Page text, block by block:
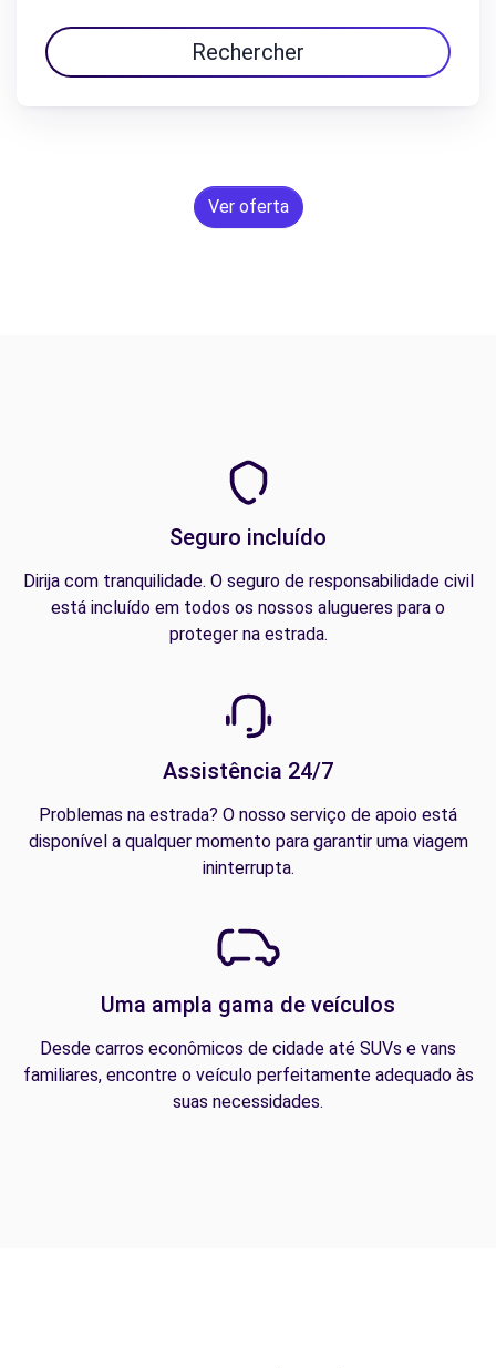
Rechercher
Ver oferta
Seguro incluído
Dirija com tranquilidade. O seguro de responsabilidade civil
está incluído em todos os nossos alugueres para o
proteger na estrada.
Assistência 24/7
Problemas na estrada? O nosso serviço de apoio está
disponível a qualquer momento para garantir uma viagem
ininterrupta.
Uma ampla gama de veículos
Desde carros econômicos de cidade até SUVs e vans
familiares, encontre o veículo perfeitamente adequado às
suas necessidades.